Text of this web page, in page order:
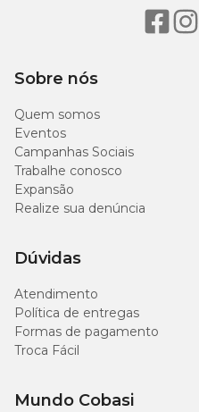
Sobre nós
Quem somos
Eventos
Campanhas Sociais
Trabalhe conosco
Expansão
Realize sua denúncia
Dúvidas
Atendimento
Política de entregas
Formas de pagamento
Troca Fácil
Mundo Cobasi